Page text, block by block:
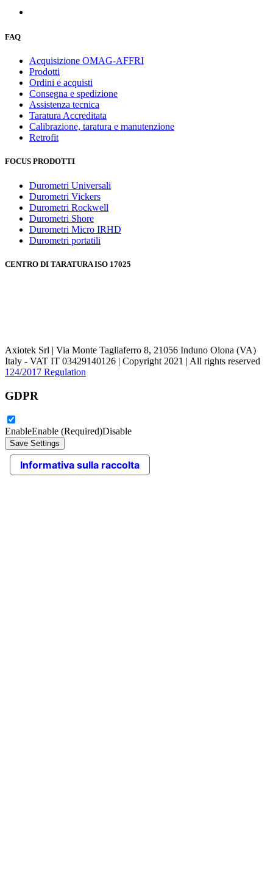
FAQ
Acquisizione OMAG-AFFRI
Prodotti
Ordini e acquisti
Consegna e spedizione
Assistenza tecnica
Taratura Accreditata
Calibrazione, taratura e manutenzione
Retrofit
FOCUS PRODOTTI
Durometri Universali
Durometri Vickers
Durometri Rockwell
Durometri Shore
Durometri Micro IRHD
Durometri portatili
CENTRO DI TARATURA ISO 17025
Axiotek Srl | Via Monte Tagliaferro 8, 21056 Induno Olona (VA)
Italy - VAT IT 03429140126 | Copyright 2021 | All rights reserved
124/2017 Regulation
GDPR
EnableEnable (Required)Disable
Informativa sulla raccolta